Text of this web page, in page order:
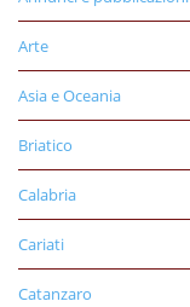
Arte
Asia e Oceania
Briatico
Calabria
Cariati
Catanzaro